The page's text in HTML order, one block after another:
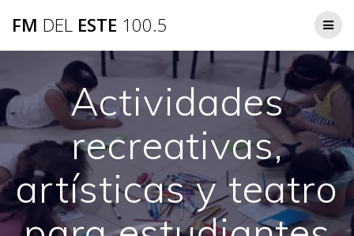
FM DEL ESTE 100.5
Actividades
recreativas,
artísticas y teatro